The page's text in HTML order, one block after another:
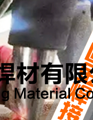
谷歌浏览器！